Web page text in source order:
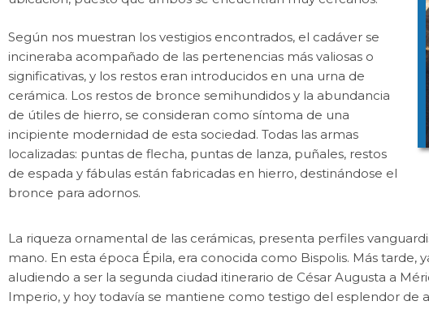
Según nos muestran los vestigios encontrados, el cadáver se
incineraba acompañado de las pertenencias más valiosas o
significativas, y los restos eran introducidos en una urna de
cerámica. Los restos de bronce semihundidos y la abundancia
de útiles de hierro, se consideran como síntoma de una
incipiente modernidad de esta sociedad. Todas las armas
localizadas: puntas de flecha, puntas de lanza, puñales, restos
de espada y fábulas están fabricadas en hierro, destinándose el
bronce para adornos.
La riqueza ornamental de las cerámicas, presenta perfiles
mano. En esta época Épila, era conocida como Bispolis. Más
aludiendo a ser la segunda ciudad itinerario de César Augusta a
Imperio, y hoy todavía se mantiene como testigo del esplendor de